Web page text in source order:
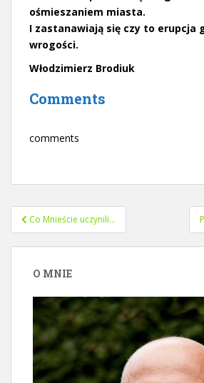
ośmieszaniem miasta.
I zastanawiają się czy to erupcja
wrogości.
Włodzimierz Brodiuk
Comments
comments
Nawigacja
wpisu
Co Mnieście uczynili…
O MNIE